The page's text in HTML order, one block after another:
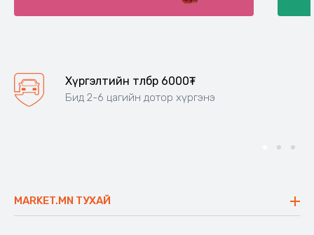
Хүргэлтийн төлбөр 6000₮
Бид 2-6 цагийн дотор хүргэнэ
MARKET.MN ТУХАЙ